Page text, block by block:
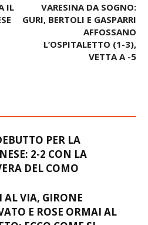
IL
VARESINA DA SOGNO:
GURI, BERTOLI E GASPARRI
AFFOSSANO
L’OSPITALETTO (1-3),
VETTA A -5
PER LA
2-2 CON LA
DEL COMO
AL VIA, GIRONE
E ROSE ORMAI AL